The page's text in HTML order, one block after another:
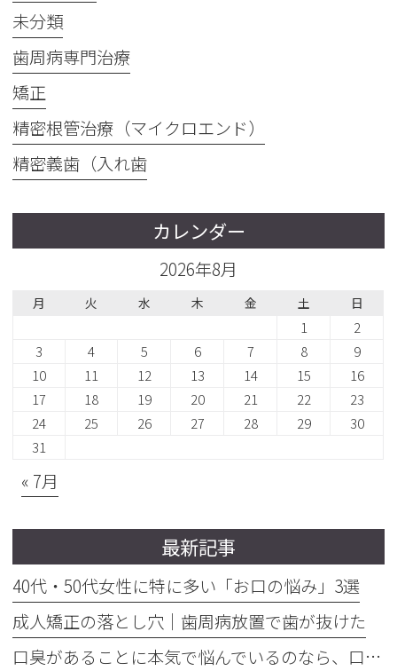
未分類
歯周病専門治療
矯正
精密根管治療（マイクロエンド）
精密義歯（入れ歯
カレンダー
2026年8月
月 火 水 木 金 土 日
1
2
3
4 5 6 7 8
9
10
11 12 13 14 15
16
17
18 19 20 21 22
23
24
25 26 27 28 29
30
31
« 7月
最新記事
40代・50代女性に特に多い「お口の悩み」3選
成人矯正の落とし穴｜歯周病放置で歯が抜けた
口臭があることに本気で悩んでいるのなら、口臭を本気で治そう